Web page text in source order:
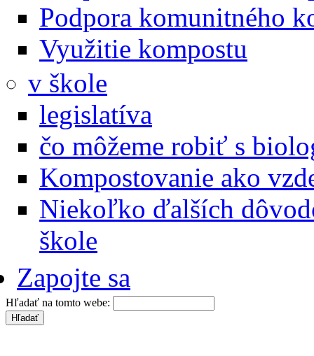
Podpora komunitného
Využitie kompostu
v škole
legislatíva
čo môžeme robiť s
Kompostovanie ako
Niekoľko ďalších
škole
Zapojte sa
Hľadať na tomto webe: